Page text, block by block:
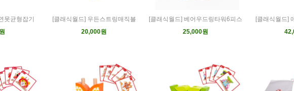
못균형잡기
[클래식월드] 우든스트링매직볼
20,000원
[클래식월드] 베어우드링타워6피스
25,000원
[클래식월드]